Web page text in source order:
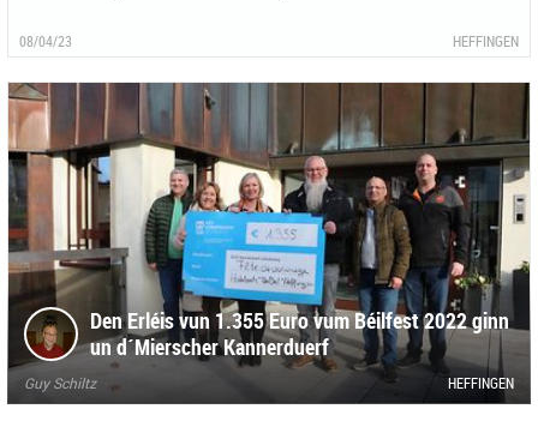
08/04/23 HEFFINGEN
Den Erléis vun 1.355 Euro vum Béilfest 2022 ginn
un d´Mierscher Kannerduerf
Guy Schiltz HEFFINGEN